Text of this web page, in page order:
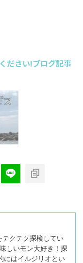
ださい!ブログ記事
クテク探検してい
しいモン大好き！探
にはイルジリオとい